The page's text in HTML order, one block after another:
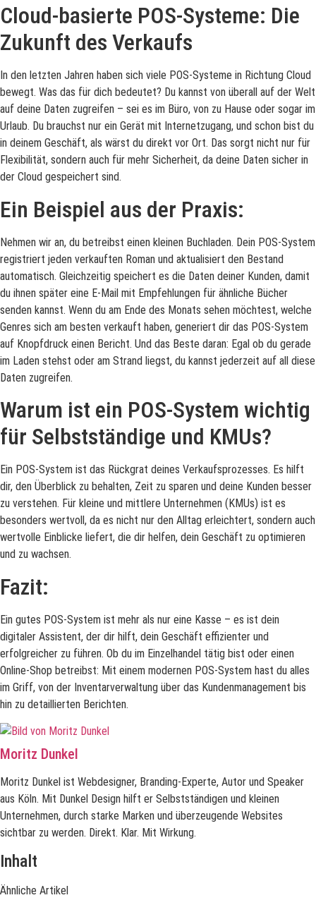
Cloud-basierte POS-Systeme: Die
Zukunft des Verkaufs
In den letzten Jahren haben sich viele POS-Systeme in Richtung Cloud
bewegt. Was das für dich bedeutet? Du kannst von überall auf der Welt
auf deine Daten zugreifen – sei es im Büro, von zu Hause oder sogar im
Urlaub. Du brauchst nur ein Gerät mit Internetzugang, und schon bist du
in deinem Geschäft, als wärst du direkt vor Ort. Das sorgt nicht nur für
Flexibilität, sondern auch für mehr Sicherheit, da deine Daten sicher in
der Cloud gespeichert sind.
Ein Beispiel aus der Praxis:
Nehmen wir an, du betreibst einen kleinen Buchladen. Dein POS-System
registriert jeden verkauften Roman und aktualisiert den Bestand
automatisch. Gleichzeitig speichert es die Daten deiner Kunden, damit
du ihnen später eine E-Mail mit Empfehlungen für ähnliche Bücher
senden kannst. Wenn du am Ende des Monats sehen möchtest, welche
Genres sich am besten verkauft haben, generiert dir das POS-System
auf Knopfdruck einen Bericht. Und das Beste daran: Egal ob du gerade
im Laden stehst oder am Strand liegst, du kannst jederzeit auf all diese
Daten zugreifen.
Warum ist ein POS-System wichtig
für Selbstständige und KMUs?
Ein POS-System ist das Rückgrat deines Verkaufsprozesses. Es hilft
dir, den Überblick zu behalten, Zeit zu sparen und deine Kunden besser
zu verstehen. Für kleine und mittlere Unternehmen (KMUs) ist es
besonders wertvoll, da es nicht nur den Alltag erleichtert, sondern auch
wertvolle Einblicke liefert, die dir helfen, dein Geschäft zu optimieren
und zu wachsen.
Fazit:
Ein gutes POS-System ist mehr als nur eine Kasse – es ist dein
digitaler Assistent, der dir hilft, dein Geschäft effizienter und
erfolgreicher zu führen. Ob du im Einzelhandel tätig bist oder einen
Online-Shop betreibst: Mit einem modernen POS-System hast du alles
im Griff, von der Inventarverwaltung über das Kundenmanagement bis
hin zu detaillierten Berichten.
Moritz Dunkel
Moritz Dunkel ist Webdesigner, Branding-Experte, Autor und Speaker
aus Köln. Mit Dunkel Design hilft er Selbstständigen und kleinen
Unternehmen, durch starke Marken und überzeugende Websites
sichtbar zu werden. Direkt. Klar. Mit Wirkung.
Inhalt
Ähnliche Artikel